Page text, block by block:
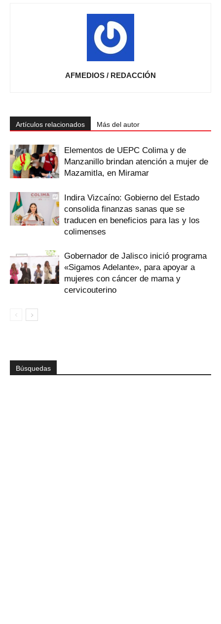
AFMEDIOS / REDACCIÓN
Artículos relacionados Más del autor
Elementos de UEPC Colima y de
Manzanillo brindan atención a mujer de
Mazamitla, en Miramar
Indira Vizcaíno: Gobierno del Estado
consolida finanzas sanas que se
traducen en beneficios para las y los
colimenses
Gobernador de Jalisco inició programa
«Sigamos Adelante», para apoyar a
mujeres con cáncer de mama y
cervicouterino
Búsquedas